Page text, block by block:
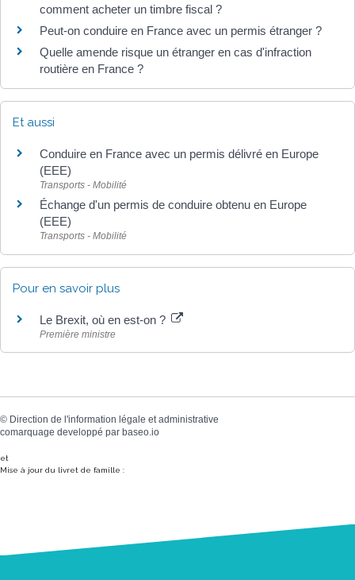
comment acheter un timbre fiscal ?
Peut-on conduire en France avec un permis étranger ?
Quelle amende risque un étranger en cas d'infraction
routière en France ?
Et aussi
Conduire en France avec un permis délivré en Europe
(EEE)
Transports - Mobilité
Échange d'un permis de conduire obtenu en Europe
(EEE)
Transports - Mobilité
Pour en savoir plus
Le Brexit, où en est-on ?
Première ministre
© Direction de l'information légale et administrative
comarquage developpé par baseo.io
et
Mise à jour du livret de famille :